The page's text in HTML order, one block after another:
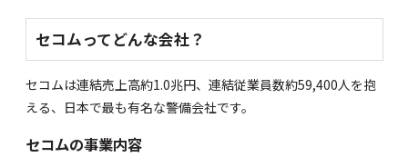
セコムってどんな会社？
セコムは連結売上高約1.0兆円、連結従業員数約59,400人を抱
える、日本で最も有名な警備会社です。
セコムの事業内容